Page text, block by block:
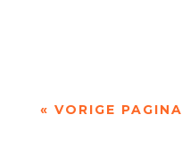
« VORIGE PAGINA